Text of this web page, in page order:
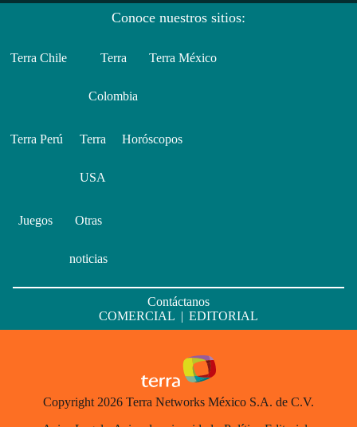
Conoce nuestros sitios:
Terra Chile Terra
Colombia
Terra México
Terra Perú Terra
USA
Horóscopos
Juegos Otras
noticias
Contáctanos
COMERCIAL | EDITORIAL
Copyright 2026 Terra Networks México S.A. de C.V.